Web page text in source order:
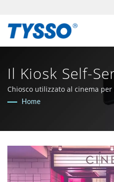
Il Kiosk Self-
Aumentare Le
Settore
| Produttore
Made In
FAMETECH
Chiosco utilizzato al cinema
servizio ai clienti
Home